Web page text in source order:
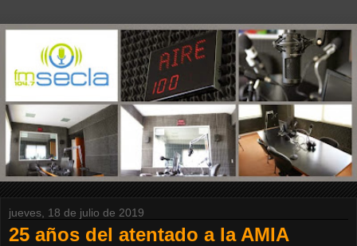
jueves, 18 de julio de 2019
25 años del atentado a la AMIA